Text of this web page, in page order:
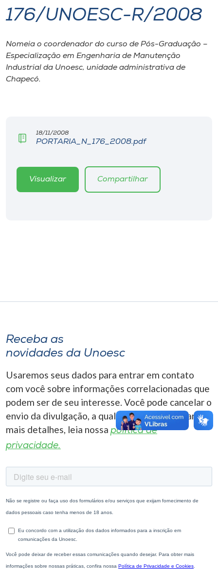
I.nova
Diplomados
Cultura
Biblioteca
Editora
Rádio
A-
176/UNOESC-R/2008
Nomeia o coordenador do curso de Pós-Graduação –
Especialização em Engenharia de Manutenção
Industrial da Unoesc, unidade administrativa de
Chapecó.
18/11/2008
PORTARIA_N_176_2008.pdf
Visualizar Compartilhar
Receba as
novidades da Unoesc
Usaremos seus dados para entrar em contato
com você sobre informações correlacionadas que
podem ser de seu interesse. Você pode cancelar o
envio da divulgação, a qualquer momento. Para
mais detalhes, leia nossa política de
privacidade.